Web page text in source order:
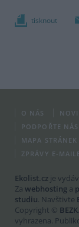
tisknout
O NÁS
PODPOŘTE NÁS
MAPA STRÁNEK
ZPRÁVY E-
Ekolist.cz je
Za webhosting a
studiu. Navštivte
Copyright © BEZK
vyhrazena.